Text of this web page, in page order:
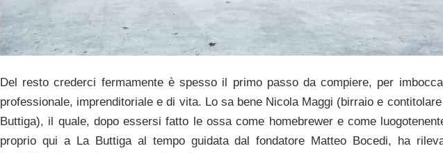
Del resto crederci fermamente è spesso il primo passo da compiere, per
professionale, imprenditoriale e di vita. Lo sa bene Nicola Maggi (birraio e
Buttiga), il quale, dopo essersi fatto le ossa come homebrewer e come
proprio qui a La Buttiga al tempo guidata dal fondatore Matteo Bocedi, ha